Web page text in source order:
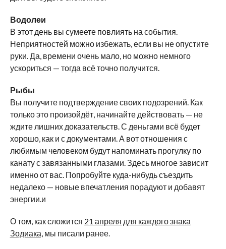
Водолеи
В этот день вы сумеете повлиять на события.
Неприятностей можно избежать, если вы не опустите
руки. Да, времени очень мало, но можно немного
ускориться — тогда всё точно получится.
Рыбы
Вы получите подтверждение своих подозрений. Как
только это произойдёт, начинайте действовать — не
ждите лишних доказательств. С деньгами всё будет
хорошо, как и с документами. А вот отношения с
любимым человеком будут напоминать прогулку по
канату с завязанными глазами. Здесь многое зависит
именно от вас. Попробуйте куда-нибудь съездить
недалеко — новые впечатления порадуют и добавят
энергии.и
О том, как сложится 21 апреля для каждого знака
Зодиака,мы писали ранее.